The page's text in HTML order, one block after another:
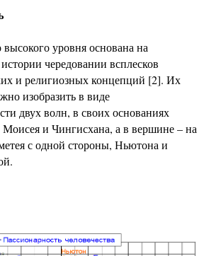
уровня основана на
чередовании всплесков
и религиозных концепций [2]. Их
изобразить в виде
двух волн, в своих основаниях
и Чингисхана, а в вершине – на
с одной стороны, Ньютона и